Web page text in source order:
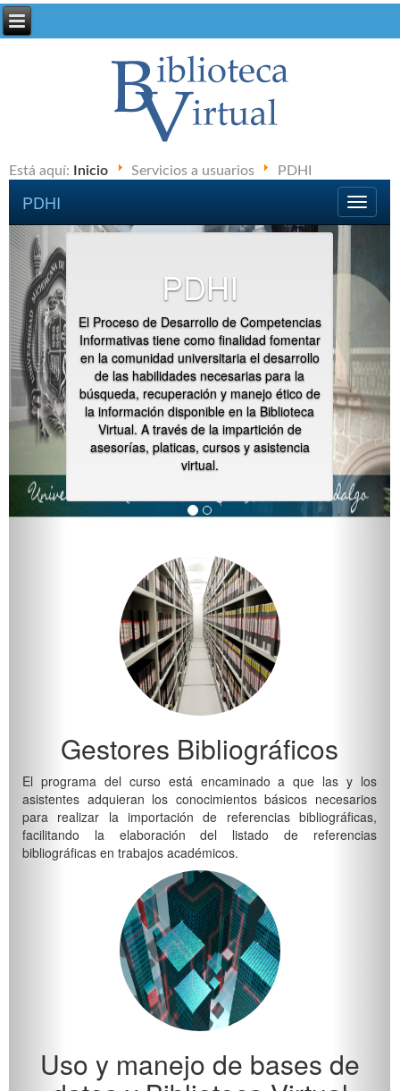
Está aquí: Inicio Servicios a usuarios PDHI